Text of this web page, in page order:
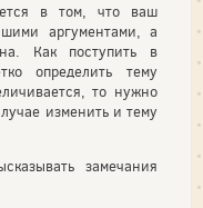
в том, что ваш
аргументами, а
Как поступить в
оп­ределить тему
то нуж­но
изменить и тему
замечания